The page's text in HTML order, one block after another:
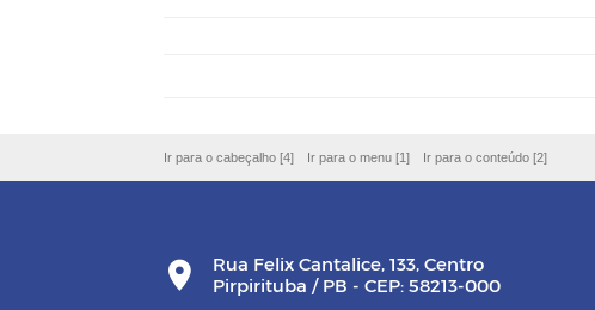
Ir para o cabeçalho [4] Ir para o menu [1] Ir para o conteúdo [2]
Rua Felix Cantalice, 133, Centro
Pirpirituba / PB - CEP: 58213-000